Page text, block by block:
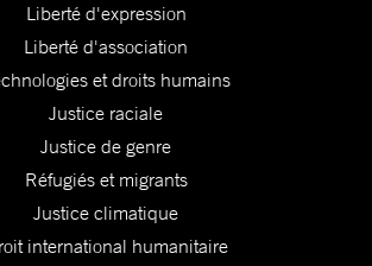
Liberté d'expression
Liberté d'association
et droits humains
Justice raciale
Justice de genre
Réfugiés et migrants
Justice climatique
international humanitaire